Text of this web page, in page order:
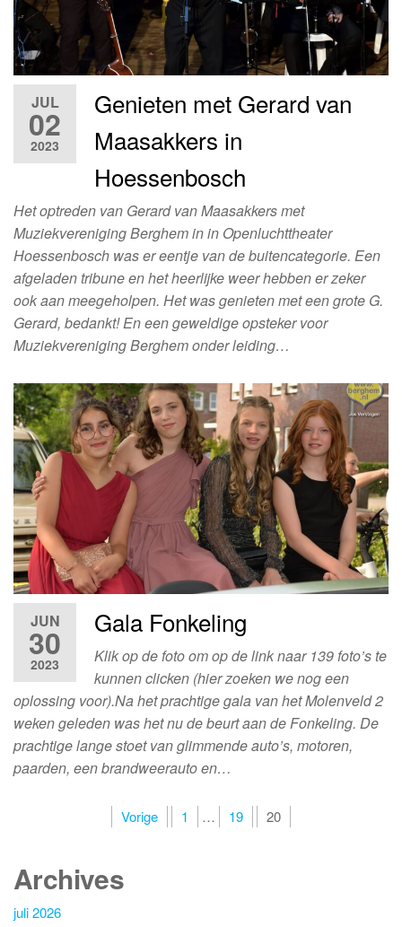
JUL
02
2023
Genieten met Gerard van
Maasakkers in
Hoessenbosch
Het optreden van Gerard van Maasakkers met
Muziekvereniging Berghem in in Openluchttheater
Hoessenbosch was er eentje van de buitencategorie. Een
afgeladen tribune en het heerlijke weer hebben er zeker
ook aan meegeholpen. Het was genieten met een grote G.
Gerard, bedankt! En een geweldige opsteker voor
Muziekvereniging Berghem onder leiding…
JUN
30
2023
Gala Fonkeling
Klik op de foto om op de link naar 139 foto’s te
kunnen clicken (hier zoeken we nog een
oplossing voor).Na het prachtige gala van het Molenveld 2
weken geleden was het nu de beurt aan de Fonkeling. De
prachtige lange stoet van glimmende auto’s, motoren,
paarden, een brandweerauto en…
BerichtenVorige 1 … 19 20
Archives
juli 2026